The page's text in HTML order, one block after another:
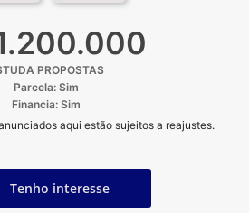
PROPOSTAS
Parcela: Sim
Financia: Sim
aqui estão sujeitos a reajustes.
Tenho interesse